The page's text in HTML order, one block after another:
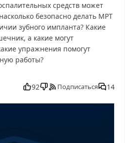
средств может
безопасно делать МРТ
зубного импланта? Какие
а какие могут
упражнения помогут
работы?
смотреть онлайн, О самом
выпуск, О самом главном от
сейчас, О самом главном от
92 Подписаться 14